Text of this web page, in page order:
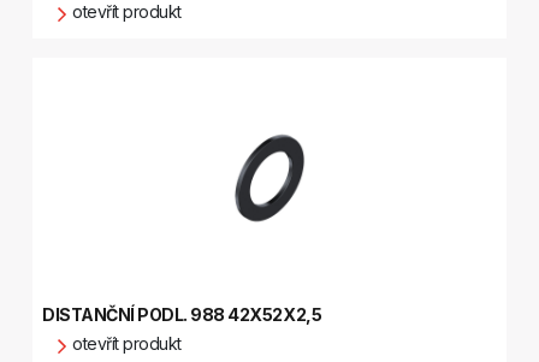
otevřít produkt
DISTANČNÍ PODL. 988 42X52X2,5
otevřít produkt